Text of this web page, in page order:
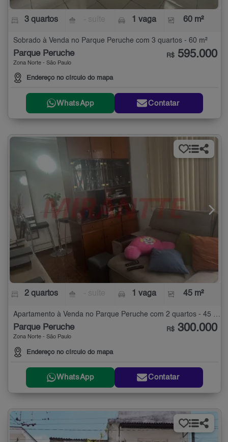
3 quartos 1 vaga 60 m²
Sobrado à Venda no Parque Peruche com 3 quartos - 60 m²
Parque Peruche
Zona Norte - São Paulo
Endereço no círculo do mapa
R$ 595.000
WhatsApp Contatar
2 quartos 1 vaga 45 m²
Apartamento à Venda no Parque Peruche com 2 quartos - 45 m²
Parque Peruche
Zona Norte - São Paulo
Endereço no círculo do mapa
R$ 300.000
WhatsApp Contatar